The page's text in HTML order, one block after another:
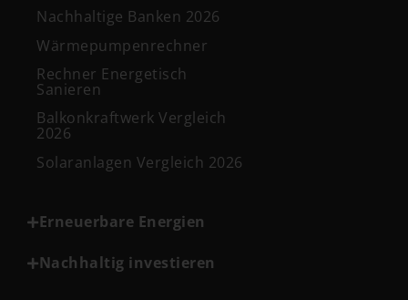
Nachhaltige Banken 2026
Wärmepumpenrechner
Rechner Energetisch
Sanieren
Balkonkraftwerk Vergleich
2026
Solaranlagen Vergleich 2026
Erneuerbare Energien
Nachhaltig investieren